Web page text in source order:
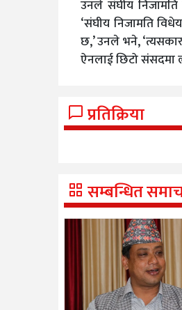
उनले संघीय
‘संघीय निजामति
छ,’ उनले भने,
ऐनलाई छिटो संसदमा
प्रतिक्रिया
सम्बन्धित